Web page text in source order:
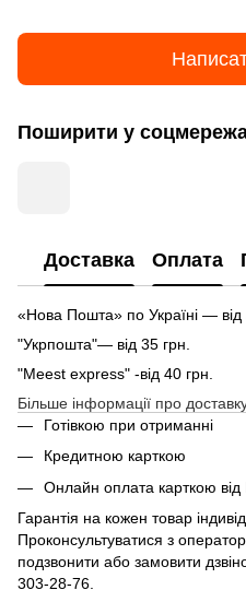
Поширити у
Доставка Оплата
«Нова Пошта» по Україні — від
"Укрпошта"— від 35 грн.
"Meest express" -від 40 грн.
Більше інформації про
Готівкою при отриманні
Кредитною карткою
Онлайн оплата карткою
Гарантія на кожен товар
Проконсультуватися з
подзвонити або замовити
303-28-76.